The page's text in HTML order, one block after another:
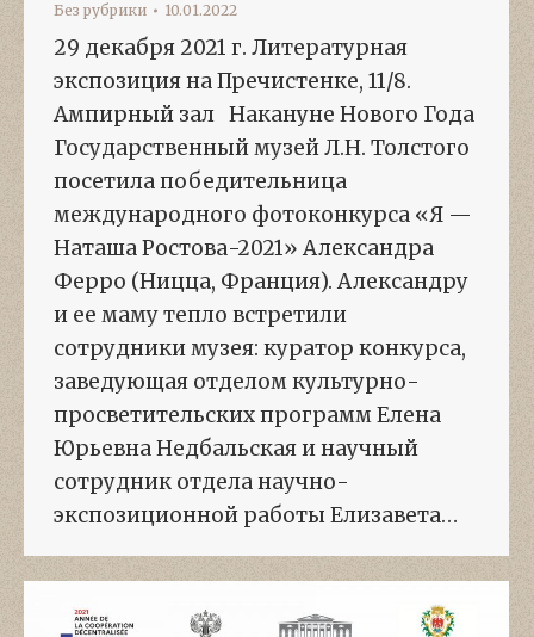
Без рубрики 10.01.2022
29 декабря 2021 г. Литературная
экспозиция на Пречистенке, 11/8.
Ампирный зал Накануне Нового Года
Государственный музей Л.Н. Толстого
посетила победительница
международного фотоконкурса «Я —
Наташа Ростова-2021» Александра
Ферро (Ницца, Франция). Александру
и ее маму тепло встретили
сотрудники музея: куратор конкурса,
заведующая отделом культурно-
просветительских программ Елена
Юрьевна Недбальская и научный
сотрудник отдела научно-
экспозиционной работы Елизавета…